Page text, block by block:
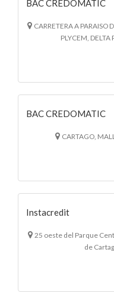
BAC CREDOMATIC
CARRETERA A PARAISO
PLYCEM, DELTA
BAC CREDOMATIC
CARTAGO,
Instacredit
25 oeste del Parque
de